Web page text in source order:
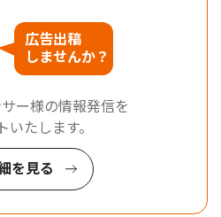
広告出稿
しませんか？
ー様の情報発信を
いたします。
を見る